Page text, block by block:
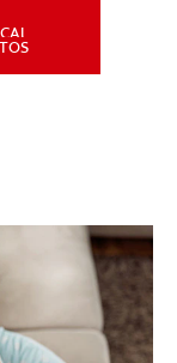
PROFESIONALES
CUPONES